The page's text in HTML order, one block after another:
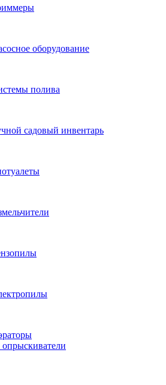
оборудование
полива
садовый инвентарь